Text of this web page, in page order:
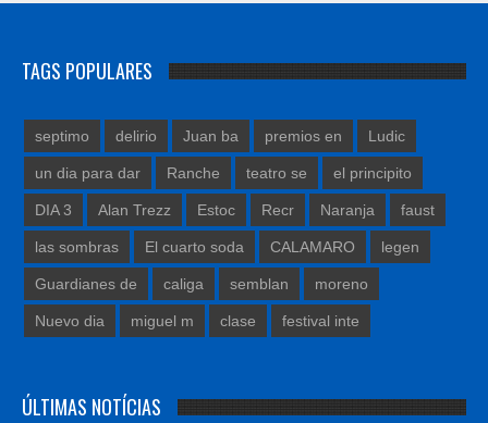
TAGS POPULARES
septimo delirio Juan ba premios en Ludic
un dia para dar Ranche teatro se el principito
DIA 3 Alan Trezz Estoc Recr Naranja faust
las sombras El cuarto soda CALAMARO legen
Guardianes de caliga semblan moreno
Nuevo dia miguel m clase festival inte
ÚLTIMAS NOTÍCIAS